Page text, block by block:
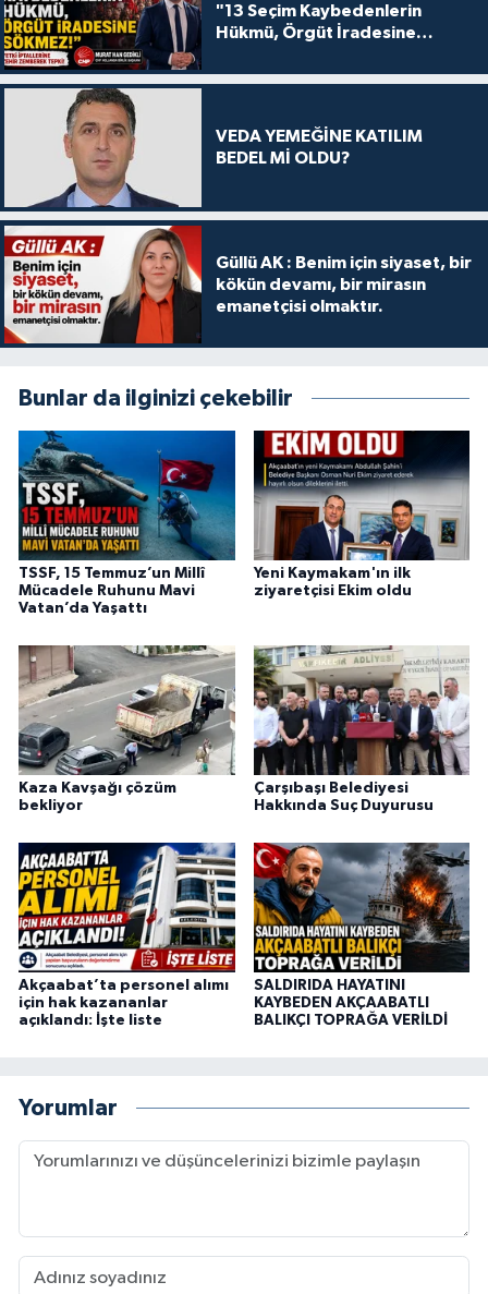
"13 Seçim Kaybedenlerin
Hükmü, Örgüt İradesine
VEDA YEMEĞİNE KATILIM
BEDEL Mİ OLDU?
Güllü AK : Benim için siyaset, bir
kökün devamı, bir mirasın
emanetçisi olmaktır.
Bunlar da ilginizi çekebilir
TSSF, 15 Temmuz’un Millî
Mücadele Ruhunu Mavi
Vatan’da Yaşattı
Yeni Kaymakam'ın ilk
ziyaretçisi Ekim oldu
Kaza Kavşağı çözüm
bekliyor
Çarşıbaşı Belediyesi
Hakkında Suç Duyurusu
Akçaabat’ta personel alımı
için hak kazananlar
açıklandı: İşte liste
SALDIRIDA HAYATINI
KAYBEDEN AKÇAABATLI
BALIKÇI TOPRAĞA VERİLDİ
Yorumlar